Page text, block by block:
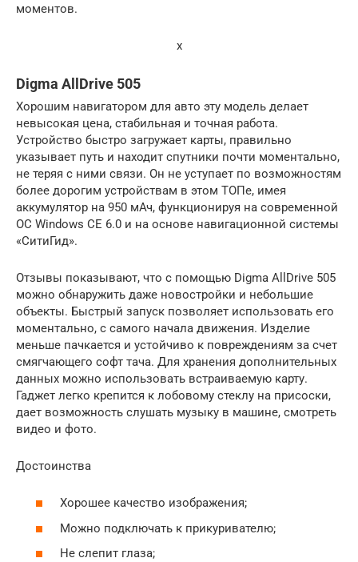
моментов.
x
Digma AllDrive 505
Хорошим навигатором для авто эту модель делает
невысокая цена, стабильная и точная работа.
Устройство быстро загружает карты, правильно
указывает путь и находит спутники почти моментально,
не теряя с ними связи. Он не уступает по возможностям
более дорогим устройствам в этом ТОПе, имея
аккумулятор на 950 мАч, функционируя на современной
ОС Windows CE 6.0 и на основе навигационной системы
«СитиГид».
Отзывы показывают, что с помощью Digma AllDrive 505
можно обнаружить даже новостройки и небольшие
объекты. Быстрый запуск позволяет использовать его
моментально, с самого начала движения. Изделие
меньше пачкается и устойчиво к повреждениям за счет
смягчающего софт тача. Для хранения дополнительных
данных можно использовать встраиваемую карту.
Гаджет легко крепится к лобовому стеклу на присоски,
дает возможность слушать музыку в машине, смотреть
видео и фото.
Достоинства
Хорошее качество изображения;
Можно подключать к прикуривателю;
Не слепит глаза;